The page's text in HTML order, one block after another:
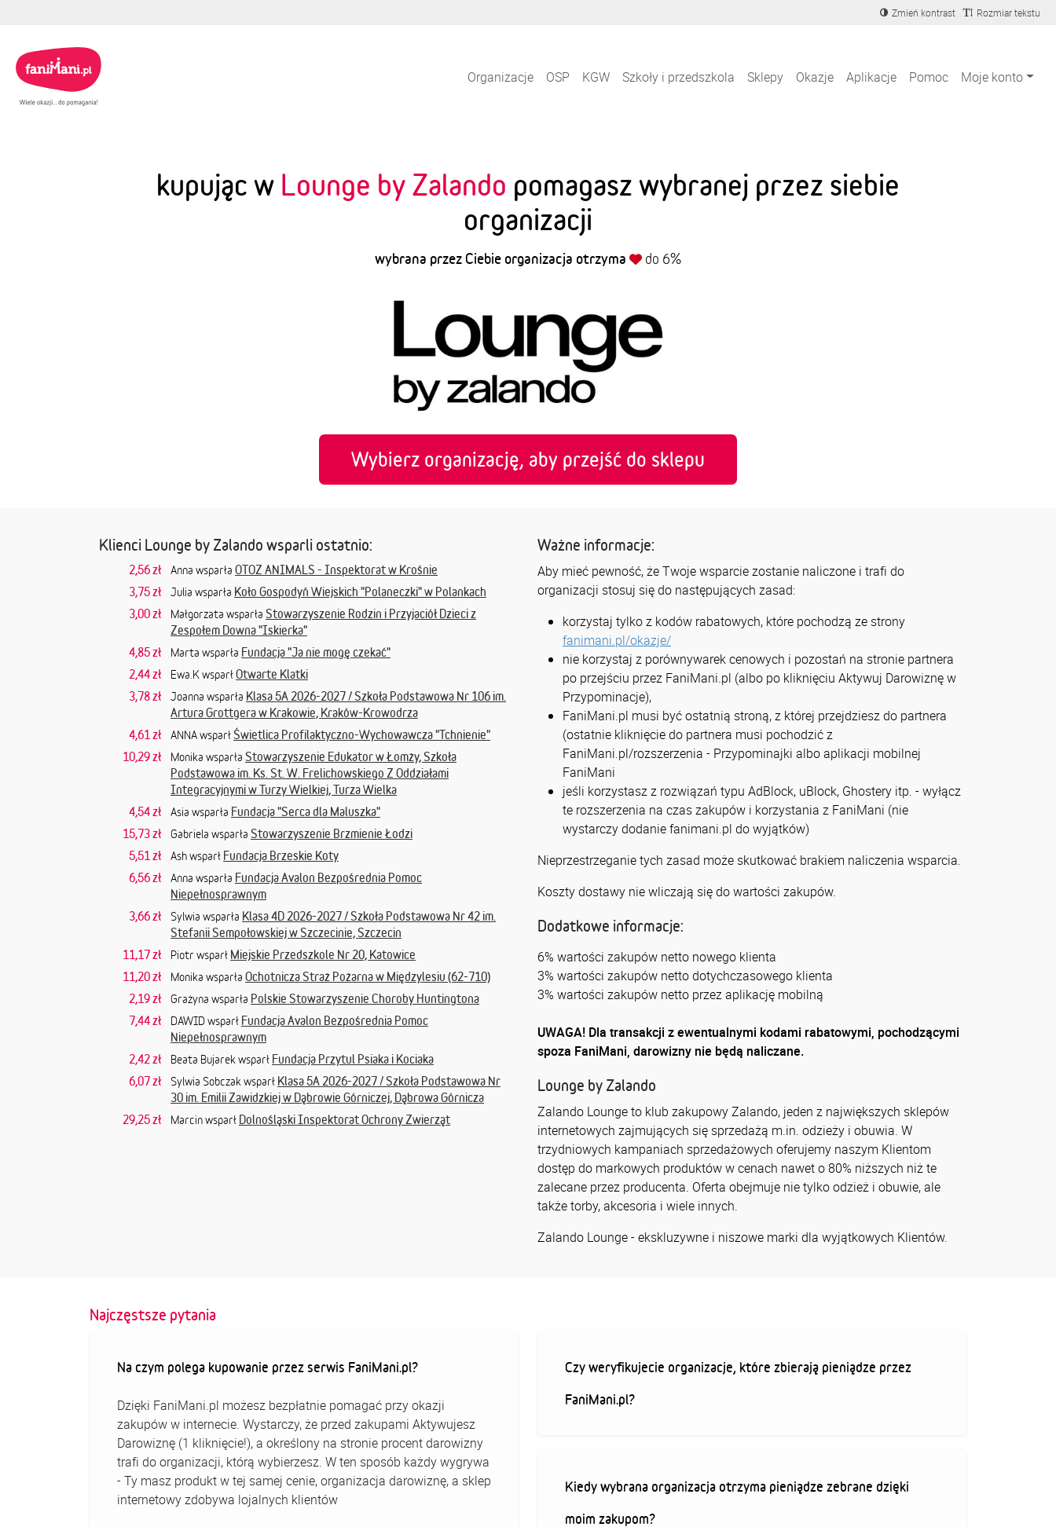
Zmień kontrast Rozmiar tekstu
Organizacje OSP KGW Szkoły i przedszkola Sklepy Okazje Aplikacje Pomoc Moje konto
kupując w Lounge by Zalando pomagasz wybranej przez siebie
organizacji
wybrana przez Ciebie organizacja otrzyma do 6%
Wybierz organizację, aby przejść do sklepu
Klienci Lounge by Zalando wsparli ostatnio:
2,56 zł Anna wsparła OTOZ ANIMALS - Inspektorat w Krośnie
3,75 zł
Julia wsparła Koło Gospodyń Wiejskich "Polaneczki" w Polankach
3,00 zł
Małgorzata wsparła Stowarzyszenie Rodzin i Przyjaciół Dzieci z
Zespołem Downa "Iskierka"
4,85 zł
Marta wsparła Fundacja "Ja nie mogę czekać"
2,44 zł
Ewa.K wsparłOtwarte Klatki
3,78 zł
Joanna wsparła Klasa 5A 2026-2027 / Szkoła Podstawowa Nr 106 im.
Artura Grottgera w Krakowie, Kraków-Krowodrza
4,61 zł
ANNA wsparł Świetlica Profilaktyczno-Wychowawcza "Tchnienie"
10,29 zł
Monika wsparła Stowarzyszenie Edukator w Łomży, Szkoła
Podstawowa im. Ks. St. W. Frelichowskiego Z Oddziałami
Integracyjnymi w Turzy Wielkiej, Turza Wielka
4,54 zł
Asia wsparła Fundacja "Serca dla Maluszka"
15,73 zł
Gabriela wsparła Stowarzyszenie Brzmienie Łodzi
5,51 zł
Ash wsparł Fundacja Brzeskie Koty
6,56 zł
Anna wsparła Fundacja Avalon Bezpośrednia Pomoc
Niepełnosprawnym
3,66 zł
Sylwia wsparła Klasa 4D 2026-2027 / Szkoła Podstawowa Nr 42 im.
Stefanii Sempołowskiej w Szczecinie, Szczecin
11,17 zł
Piotr wsparł Miejskie Przedszkole Nr 20, Katowice
11,20 zł
Monika wsparła Ochotnicza Straż Pożarna w Międzylesiu (62-710)
2,19 zł
Grażyna wsparła Polskie Stowarzyszenie Choroby Huntingtona
7,44 zł
DAWID wsparł Fundacja Avalon Bezpośrednia Pomoc
Niepełnosprawnym
2,42 zł
Beata Bujarek wsparł Fundacja Przytul Psiaka i Kociaka
6,07 zł
Sylwia Sobczak wsparł Klasa 5A 2026-2027 / Szkoła Podstawowa Nr
30 im. Emilii Zawidzkiej w Dąbrowie Górniczej, Dąbrowa Górnicza
29,25 zł
Marcin wsparł Dolnośląski Inspektorat Ochrony Zwierząt
Ważne informacje:
Aby mieć pewność, że Twoje wsparcie zostanie naliczone i trafi do
organizacji stosuj się do następujących zasad:
korzystaj tylko z kodów rabatowych, które pochodzą ze strony
fanimani.pl/okazje/
nie korzystaj z porównywarek cenowych i pozostań na stronie partnera
po przejściu przez FaniMani.pl (albo po kliknięciu Aktywuj Darowiznę w
Przypominacje),
FaniMani.pl musi być ostatnią stroną, z której przejdziesz do partnera
(ostatnie kliknięcie do partnera musi pochodzić z
FaniMani.pl/rozszerzenia - Przypominajki albo aplikacji mobilnej
FaniMani
jeśli korzystasz z rozwiązań typu AdBlock, uBlock, Ghostery itp. - wyłącz
te rozszerzenia na czas zakupów i korzystania z FaniMani (nie
wystarczy dodanie fanimani.pl do wyjątków)
Nieprzestrzeganie tych zasad może skutkować brakiem naliczenia wsparcia.
Koszty dostawy nie wliczają się do wartości zakupów.
Dodatkowe informacje:
6% wartości zakupów netto nowego klienta
3% wartości zakupów netto dotychczasowego klienta
3% wartości zakupów netto przez aplikację mobilną
UWAGA! Dla transakcji z ewentualnymi kodami rabatowymi, pochodzącymi
spoza FaniMani, darowizny nie będą naliczane.
Lounge by Zalando
Zalando Lounge to klub zakupowy Zalando, jeden z największych sklepów
internetowych zajmujących się sprzedażą m.in. odzieży i obuwia. W
trzydniowych kampaniach sprzedażowych oferujemy naszym Klientom
dostęp do markowych produktów w cenach nawet o 80% niższych niż te
zalecane przez producenta. Oferta obejmuje nie tylko odzież i obuwie, ale
także torby, akcesoria i wiele innych.
Zalando Lounge - ekskluzywne i niszowe marki dla wyjątkowych Klientów.
Najczęstsze pytania
Na czym polega kupowanie przez serwis FaniMani.pl?
Dzięki FaniMani.pl możesz bezpłatnie pomagać przy okazji
zakupów w internecie. Wystarczy, że przed zakupami Aktywujesz
Darowiznę (1 kliknięcie!), a określony na stronie procent darowizny
trafi do organizacji, którą wybierzesz. W ten sposób każdy wygrywa
- Ty masz produkt w tej samej cenie, organizacja darowiznę, a sklep
internetowy zdobywa lojalnych klientów
Czy weryfikujecie organizacje, które zbierają pieniądze przez
FaniMani.pl?
Kiedy wybrana organizacja otrzyma pieniądze zebrane dzięki
moim zakupom?